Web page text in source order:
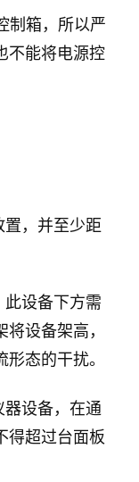
制箱，所以严
不能将电源控
置，并至少距
此设备下方需
设备架高，
态的干扰。
器设备，在通
得超过台面板